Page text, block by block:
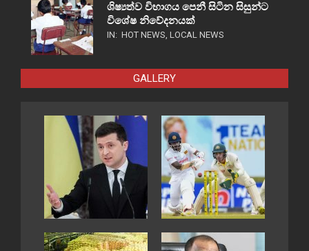
ශිෂ්‍යත්ව විභාගය පෙනී සිටින සිසුන්ට
විශේෂ නිවේදනයක්
IN: HOT NEWS, LOCAL NEWS
GALLERY